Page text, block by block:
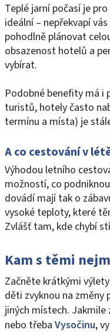
Teplé jarní počasí je
ideální – nepřekvapí
pohodlně plánovat
obsazenost hotelů a
vybírat.
Podobné benefity má i
turistů, hotely často
termínu a místa) je
A co cestování v
Výhodou letního
možností, co
dovádí mají tak o
vysoké teploty, které
Zvlášť tam, kde chybí
Kam s těmi
Začněte krátkými
děti zvyknou na změny
jiných místech. Jakmile
nebo třeba Vysočinu,